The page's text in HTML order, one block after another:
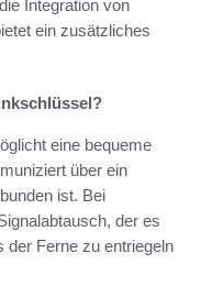
Integration von
ein zusätzliches
eine bequeme
über ein
ist. Bei
der es
der Ferne zu entriegeln